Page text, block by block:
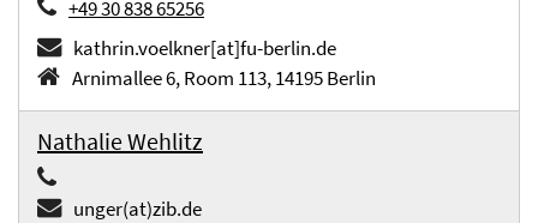
+49 30 838 65256
kathrin.voelkner[at]fu-berlin.de
Arnimallee 6, Room 113, 14195 Berlin
Nathalie Wehlitz
unger(at)zib.de